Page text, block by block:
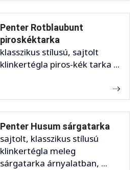
Penter Rotblaubunt
piroskéktarka
klasszikus stílusú, sajtolt
klinkertégla piros-kék tarka ...
Penter Husum sárgatarka
sajtolt, klasszikus stílusú
klinkertégla meleg
sárgatarka árnyalatban, ...